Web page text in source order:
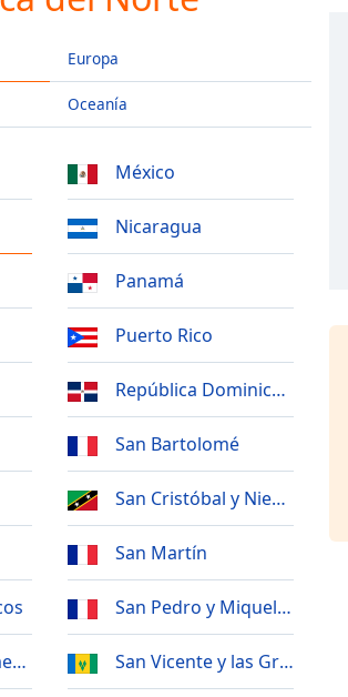
Europa
Oceanía
México
Nicaragua
Panamá
Puerto Rico
República Dominicana
San Bartolomé
San Cristóbal y Nieves
San Martín
San Pedro y Miquelón
San Vicente y las Granadinas